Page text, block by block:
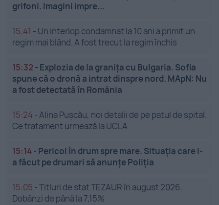
grifoni. Imagini impre...
15:41 - Un interlop condamnat la 10 ani a primit un
regim mai blând. A fost trecut la regim închis
15:32 - Explozia de la granița cu Bulgaria. Sofia
spune că o dronă a intrat dinspre nord. MApN: Nu
a fost detectată în România
15:24 -Alina Pușcău, noi detalii de pe patul de spital.
Ce tratament urmează la UCLA
15:14- Pericol în drum spre mare. Situația care i-
a făcut pe drumari să anunțe Poliția
15:05 -Titluri de stat TEZAUR în august 2026.
Dobânzi de până la 7,15%